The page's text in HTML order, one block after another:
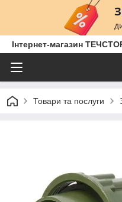
Інтернет-магазин
Товари та послуги